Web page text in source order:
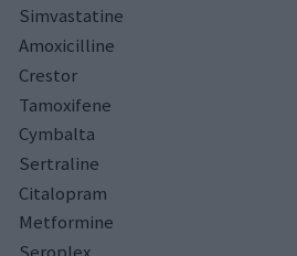
Simvastatine
Amoxicilline
Crestor
Tamoxifene
Cymbalta
Sertraline
Citalopram
Metformine